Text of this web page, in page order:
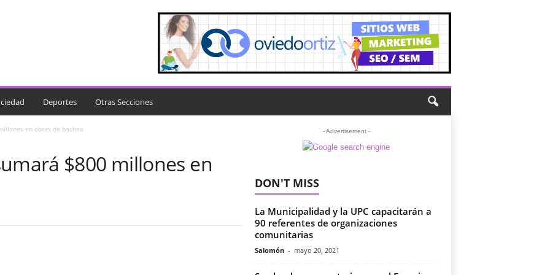
Deportes Otras Secciones
en obras de bacheo
$800 millones en
- Advertisement -
DON'T MISS
La Municipalidad y la UPC capacitarán a
90 referentes de organizaciones
comunitarias
Salomón - mayo 20, 2021